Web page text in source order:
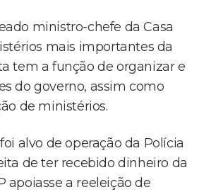
ministro-chefe da Casa
mais importantes da
tem a função de organizar e
do governo, assim como
de ministérios.
alvo de operação da Polícia
de ter recebido dinheiro da
apoiasse a reeleição de